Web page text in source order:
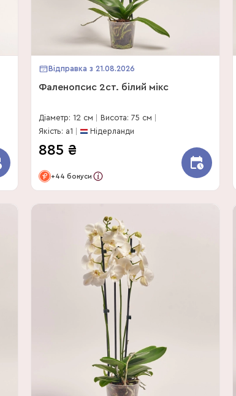
Відправка з 21.08.2026
Фаленопсис 2ст. білий мікс
Діаметр: 12 см
Висота: 75 см
Якість: a1
Нідерланди
885 ₴
+44 бонуси